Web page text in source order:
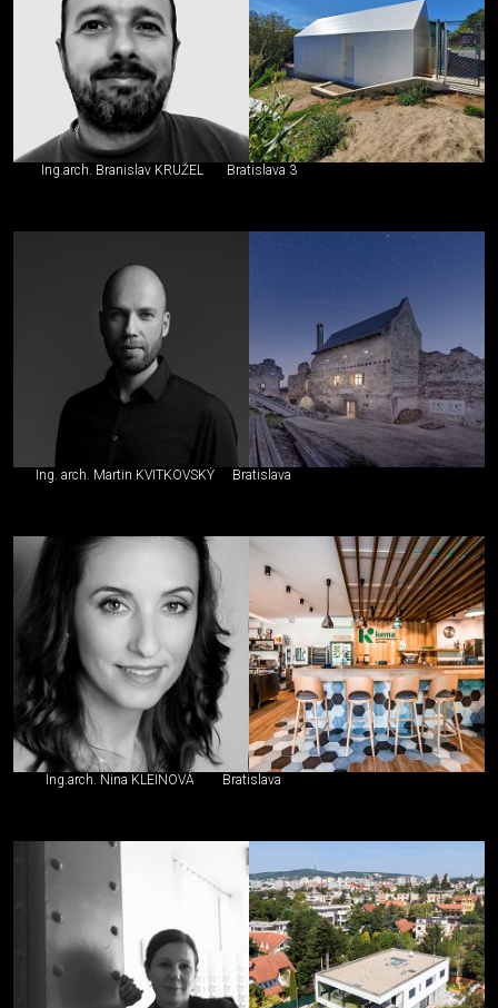
Ing.arch. Branislav KRUŽEL Bratislava 3
Ing. arch. Martin KVITKOVSKÝ Bratislava
Ing.arch. Nina KLEINOVÁ Bratislava